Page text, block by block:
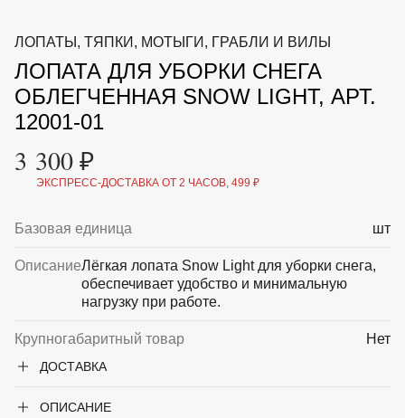
МАЛАЯ МЕХАНИЗАЦИЯ
ОТПУГИВАТЕЛИ ОТ ПТИЦ, НАСЕКОМЫХ И
ГРЫЗУНОВ
САДОВАЯ ОДЕЖДА И ОБУВЬ
САДОВЫЙ ИНСТРУМЕНТ
СЕМЕНА
ТОВАРЫ ДЛЯ БАНЬ И САУН
ТОВАРЫ ДЛЯ ПОЛИВА
ХОЗ ТОВАРЫ
Sale Новинки Акции
УХОД
+7 (495) 197 87
87
ЛОПАТЫ, ТЯПКИ, МОТЫГИ, ГРАБЛИ И ВИЛЫ
ЛОПАТА ДЛЯ УБОРКИ СНЕГА
ОБЛЕГЧЕННАЯ SNOW LIGHT, АРТ.
12001-01
3 300 ₽
ЭКСПРЕСС-ДОСТАВКА ОТ 2 ЧАСОВ, 499 ₽
Базовая единица шт
ОписаниеЛёгкая лопата Snow Light для уборки снега,
обеспечивает удобство и минимальную
нагрузку при работе.
Крупногабаритный товар Нет
ДОСТАВКА
ОПИСАНИЕ